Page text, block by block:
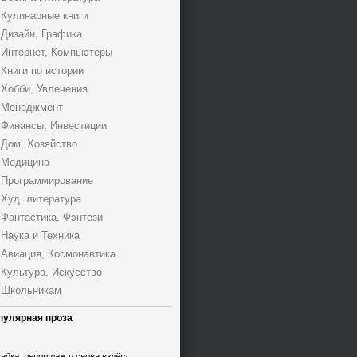
Кулинарные книги
Дизайн, Графика
Интернет, Компьютеры
Книги по истории
Хобби, Увлечения
Менеджмент
Финансы, Инвестиции
Дом, Хозяйство
Медицина
Программирование
Худ. литература
Фантастика, Фэнтези
Наука и Техника
Авиация, Космонавтика
Культура, Искусство
Школьникам
проза